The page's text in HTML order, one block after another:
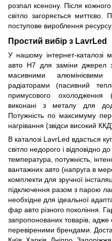
розпал ксенону. Після
світло загоряється миттєво.
поступове вироблення
Простий вибір з LavrLed
У нашому інтернет-
авто H7 для заміни джерел
масивними алюмінієвими
радіаторами (пасивний
примусового
виконані з металу для
Потужність по максимуму
нагрівання (звідси високий
В каталозі LavrLed вдасться
світло недорого і відповідно
температура, потужність,
вантажних авто (напруга в
комплекти для зручної
підключення разом з парою
необхідне для ідеальної
фар авто різного покоління.
запропонованих товарів, адже
перевіреними брендами.